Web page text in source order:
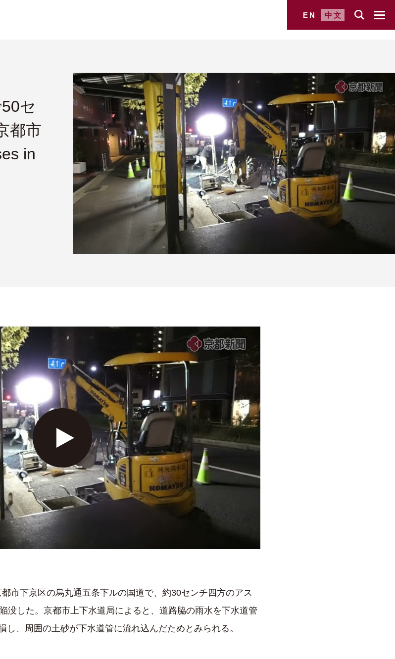
EN 中文
セ
都市
in
市下京区の烏丸通五条下ルの国道で、約30センチ四方のアス
没した。京都市上下水道局によると、道路脇の雨水を下水道管
し、周囲の土砂が下水道管に流れ込んだためとみられる。